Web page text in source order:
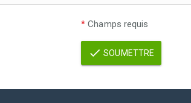
* Champs requis
SOUMETTRE